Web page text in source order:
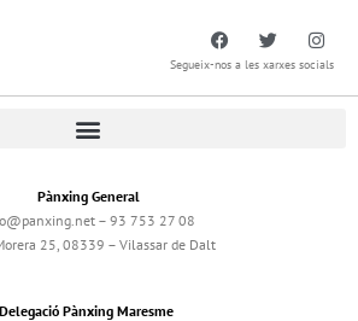
Segueix-nos a les xarxes socials
Pànxing General
– 93 753 27 08
25, 08339 – Vilassar de Dalt
Delegació Pànxing Maresme